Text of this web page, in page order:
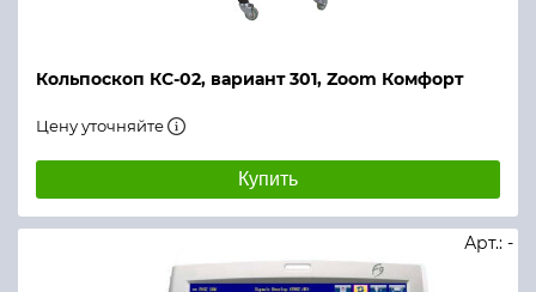
Кольпоскоп КС-02, вариант 301, Zoom Комфорт
Цену уточняйте
Купить
Арт.: -